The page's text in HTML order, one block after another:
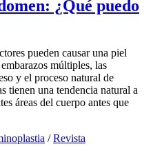
¿Qué puedo
pueden causar una piel
múltiples, las
y el proceso natural de
tienen una tendencia natural a
áreas del cuerpo antes que
/Revista